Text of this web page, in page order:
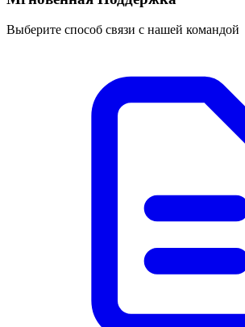
Выберите способ связи с нашей командой